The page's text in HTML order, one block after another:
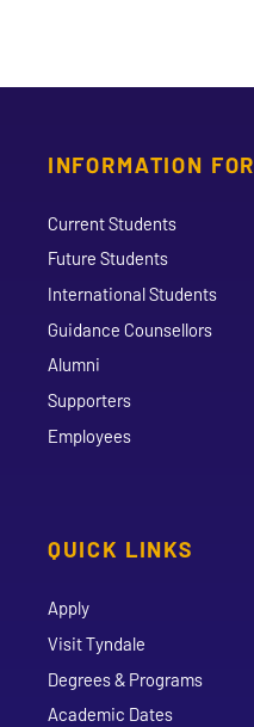
INFORMATION FOR
Current Students
Future Students
International Students
Guidance Counsellors
Alumni
Supporters
Employees
QUICK LINKS
Apply
Visit Tyndale
Degrees & Programs
Academic Dates